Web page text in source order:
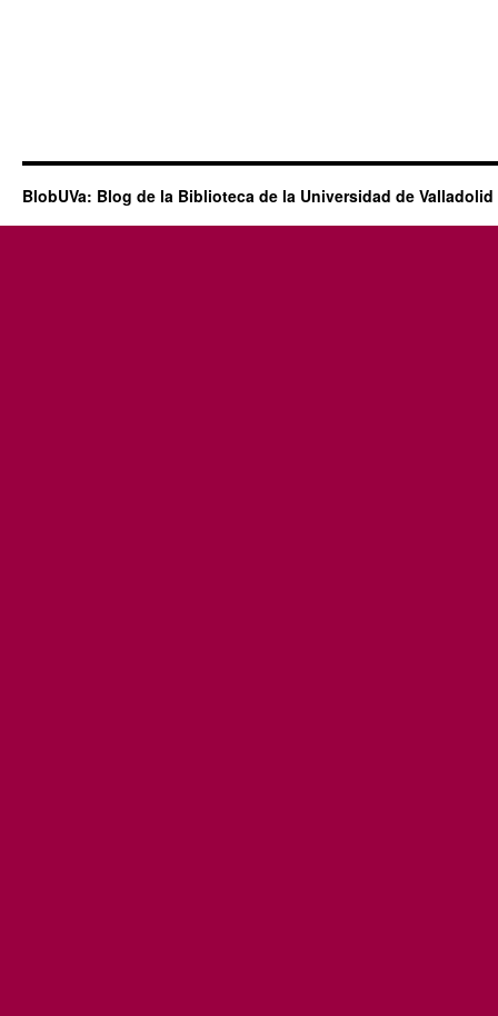
BlobUVa: Blog de la Biblioteca de la Universidad de Valladolid